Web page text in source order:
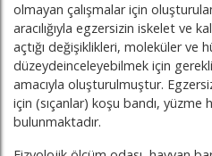
olmayan çalışmalar için
aracılığıyla egzersizin iskelet ve
açtığı değişiklikleri, moleküler ve
düzeydeinceleyebilmek için
amacıyla oluşturulmuştur.
için (sıçanlar) koşu bandı,
bulunmaktadır.